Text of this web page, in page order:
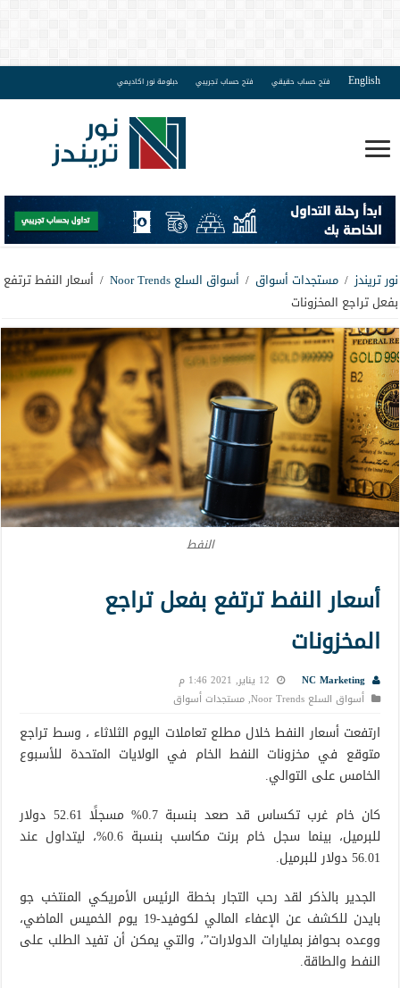
English فتح حساب حقيقي فتح حساب تجريبي دبلومة نور اكاديمي
نور تريندز / مستجدات أسواق / أسواق السلع Noor Trends / أسعار النفط ترتفع
بفعل تراجع المخزونات
النفط
أسعار النفط ترتفع بفعل تراجع
المخزونات
NC Marketing
12 يناير, 2021 1:46 م
أسواق السلع Noor Trends
,مستجدات أسواق
ارتفعت أسعار النفط خلال مطلع تعاملات اليوم الثلاثاء ، وسط تراجع
متوقع في مخزونات النفط الخام في الولايات المتحدة للأسبوع
الخامس على التوالي.
كان خام غرب تكساس قد صعد بنسبة 0.7% مسجلًا 52.61 دولار
للبرميل، بينما سجل خام برنت مكاسب بنسبة 0.6%، ليتداول عند
56.01 دولار للبرميل.
الجدير بالذكر لقد رحب التجار بخطة الرئيس الأمريكي المنتخب جو
بايدن للكشف عن الإعفاء المالي لكوفيد-19 يوم الخميس الماضي،
ووعده بحوافز بمليارات الدولارات”، والتي يمكن أن تفيد الطلب على
النفط والطاقة.